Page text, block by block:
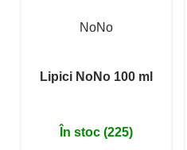
NoNo
Lipici NoNo 100 ml
În stoc (225)